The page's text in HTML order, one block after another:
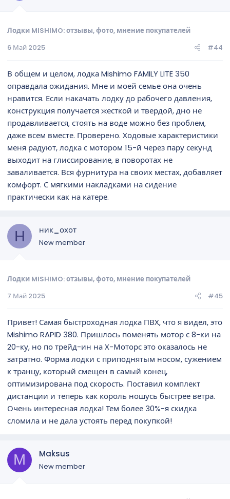
Лодки MISHIMO: отзывы, фото, мнение покупателей
6 Май 2025
#44
В общем и целом, лодка Mishimo FAMILY LITE 350
оправдала ожидания. Мне и моей семье она очень
нравится. Если накачать лодку до рабочего давления,
конструкция получается жесткой и твердой, дно не
продавливается, стоять на воде можно без проблем,
даже всем вместе. Проверено. Ходовые характеристики
меня радуют, лодка с мотором 15-й через пару секунд
выходит на глиссирование, в поворотах не
заваливается. Вся фурнитура на своих местах, добавляет
комфорт. С мягкими накладками на сидение
практически как на катере.
Н ник_охот
New member
Лодки MISHIMO: отзывы, фото, мнение покупателей
7 Май 2025
#45
Привет! Самая быстроходная лодка ПВХ, что я видел, это
Mishimo RAPID 380. Пришлось поменять мотор с 8-ки на
20-ку, но по трейд-ин на Х-Моторс это оказалось не
затратно. Форма лодки с приподнятым носом, сужением
к транцу, который смещен в самый конец,
оптимизирована под скорость. Поставил комплект
дистанции и теперь как король ношусь быстрее ветра.
Очень интересная лодка! Тем более 30%-я скидка
сломила и не дала устоять перед покупкой!
M Maksus
New member